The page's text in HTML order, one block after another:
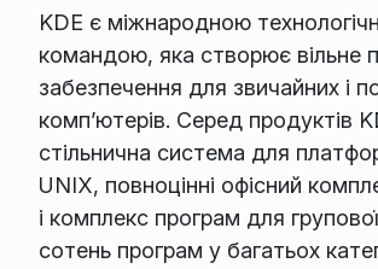
KDE є міжнародною
командою, яка створює вільне
забезпечення для звичайних і
комп’ютерів. Серед продуктів
стільнична система для
UNIX, повноцінні офісний
і комплекс програм для
сотень програм у багатьох